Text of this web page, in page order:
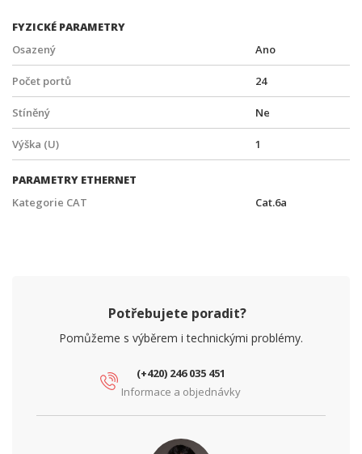
FYZICKÉ PARAMETRY
Osazený
Ano
Počet portů 24
Stíněný Ne
Výška (U) 1
PARAMETRY ETHERNET
Kategorie CAT
Cat.6a
Potřebujete poradit?
Pomůžeme s výběrem i technickými problémy.
(+420) 246 035 451
Informace a objednávky